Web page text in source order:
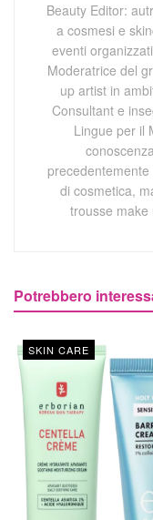
Beauty Editor:
a cosmesi e
eventi
Moderatrice del
up artist in
Consultant e
Lingue per il
di cosmetica,
trousse make
Potrebbero
SKIN CARE